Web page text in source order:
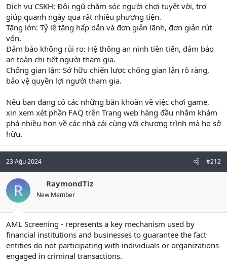
Dịch vụ CSKH: Đội ngũ chăm sóc người chơi tuyệt vời, trợ
giúp quanh ngày qua rất nhiều phương tiện.
Tặng lớn: Tỷ lệ tặng hấp dẫn và đơn giản lãnh, đơn giản rút
vốn.
Đảm bảo không rủi ro: Hệ thống an ninh tiên tiến, đảm bảo
an toàn chi tiết người tham gia.
Chống gian lận: Sở hữu chiến lược chống gian lận rõ ràng,
bảo vệ quyền lợi người tham gia.
Nếu bạn đang có các những băn khoăn về việc chơi game,
xin xem xét phần FAQ trên Trang web hàng đầu nhằm khám
phá nhiều hơn về các nhà cái cùng với chương trình mà họ sở
hữu.
23 Ağu 2024 #212
R RaymondTiz
New Member
AML Screening - represents a key mechanism used by
financial institutions and businesses to guarantee the fact
entities do not participating with individuals or organizations
engaged in criminal transactions.